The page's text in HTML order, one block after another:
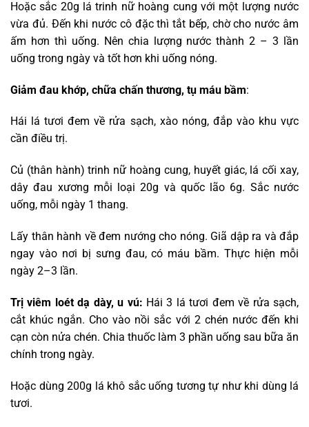
Hoặc sắc 20g lá trinh nữ hoàng cung với một lượng nước
vừa đủ. Đến khi nước cô đặc thì tắt bếp, chờ cho nước âm
ấm hơn thì uống. Nên chia lượng nước thành 2 – 3 lần
uống trong ngày và tốt hơn khi uống nóng.
Giảm đau khớp, chữa chấn thương, tụ máu bầm:
Hái lá tươi đem về rửa sạch, xào nóng, đắp vào khu vực
cần điều trị.
Củ (thân hành) trinh nữ hoàng cung, huyết giác, lá cối xay,
dây đau xương mỗi loại 20g và quốc lão 6g. Sắc nước
uống, mỗi ngày 1 thang.
Lấy thân hành về đem nướng cho nóng. Giã dập ra và đắp
ngay vào nơi bị sưng đau, có máu bầm. Thực hiện mỗi
ngày 2–3 lần.
Trị viêm loét dạ dày, u vú: Hái 3 lá tươi đem về rửa sạch,
cắt khúc ngắn. Cho vào nồi sắc với 2 chén nước đến khi
cạn còn nửa chén. Chia thuốc làm 3 phần uống sau bữa ăn
chính trong ngày.
Hoặc dùng 200g lá khô sắc uống tương tự như khi dùng lá
tươi.